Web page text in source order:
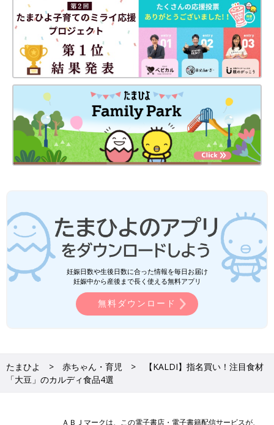
妊娠日数や生後日数に合った情報を毎日お届け
妊娠中から産後まで長く使える無料アプリ
無料ダウンロード
たまひよ 赤ちゃん・育児
【KALDI】指名買い！注目食材
「大豆」のカルディ食品4選
ＡＢＪマークは、この電子書店・電子書籍配信サービスが、